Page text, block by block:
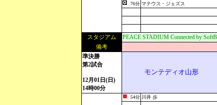
76分 マテウス・ジェズス
スタジアム
PEACE STADIUM Connected by
備考
準決勝
第2試合
12月01日(日)
14時00分
モンテディオ山形
54分 川井 歩